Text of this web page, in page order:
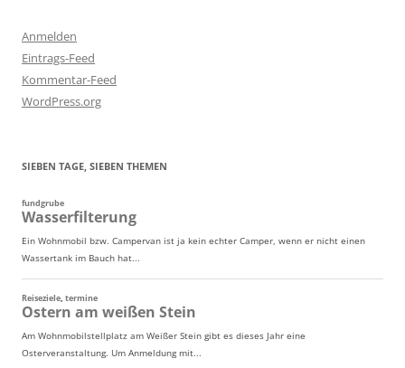
Anmelden
Eintrags-Feed
Kommentar-Feed
WordPress.org
SIEBEN TAGE, SIEBEN THEMEN